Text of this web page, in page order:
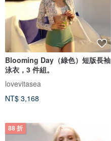
Blooming Day（綠色）短版長袖
泳衣，3 件組。
lovevitasea
NT$ 3,168
88 折